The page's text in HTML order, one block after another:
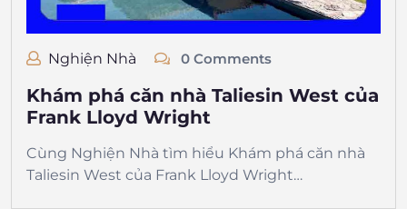
Nghiện Nhà 0 Comments
Khám phá căn nhà Taliesin West của
Frank Lloyd Wright
Cùng Nghiện Nhà tìm hiểu Khám phá căn nhà
Taliesin West của Frank Lloyd Wright…